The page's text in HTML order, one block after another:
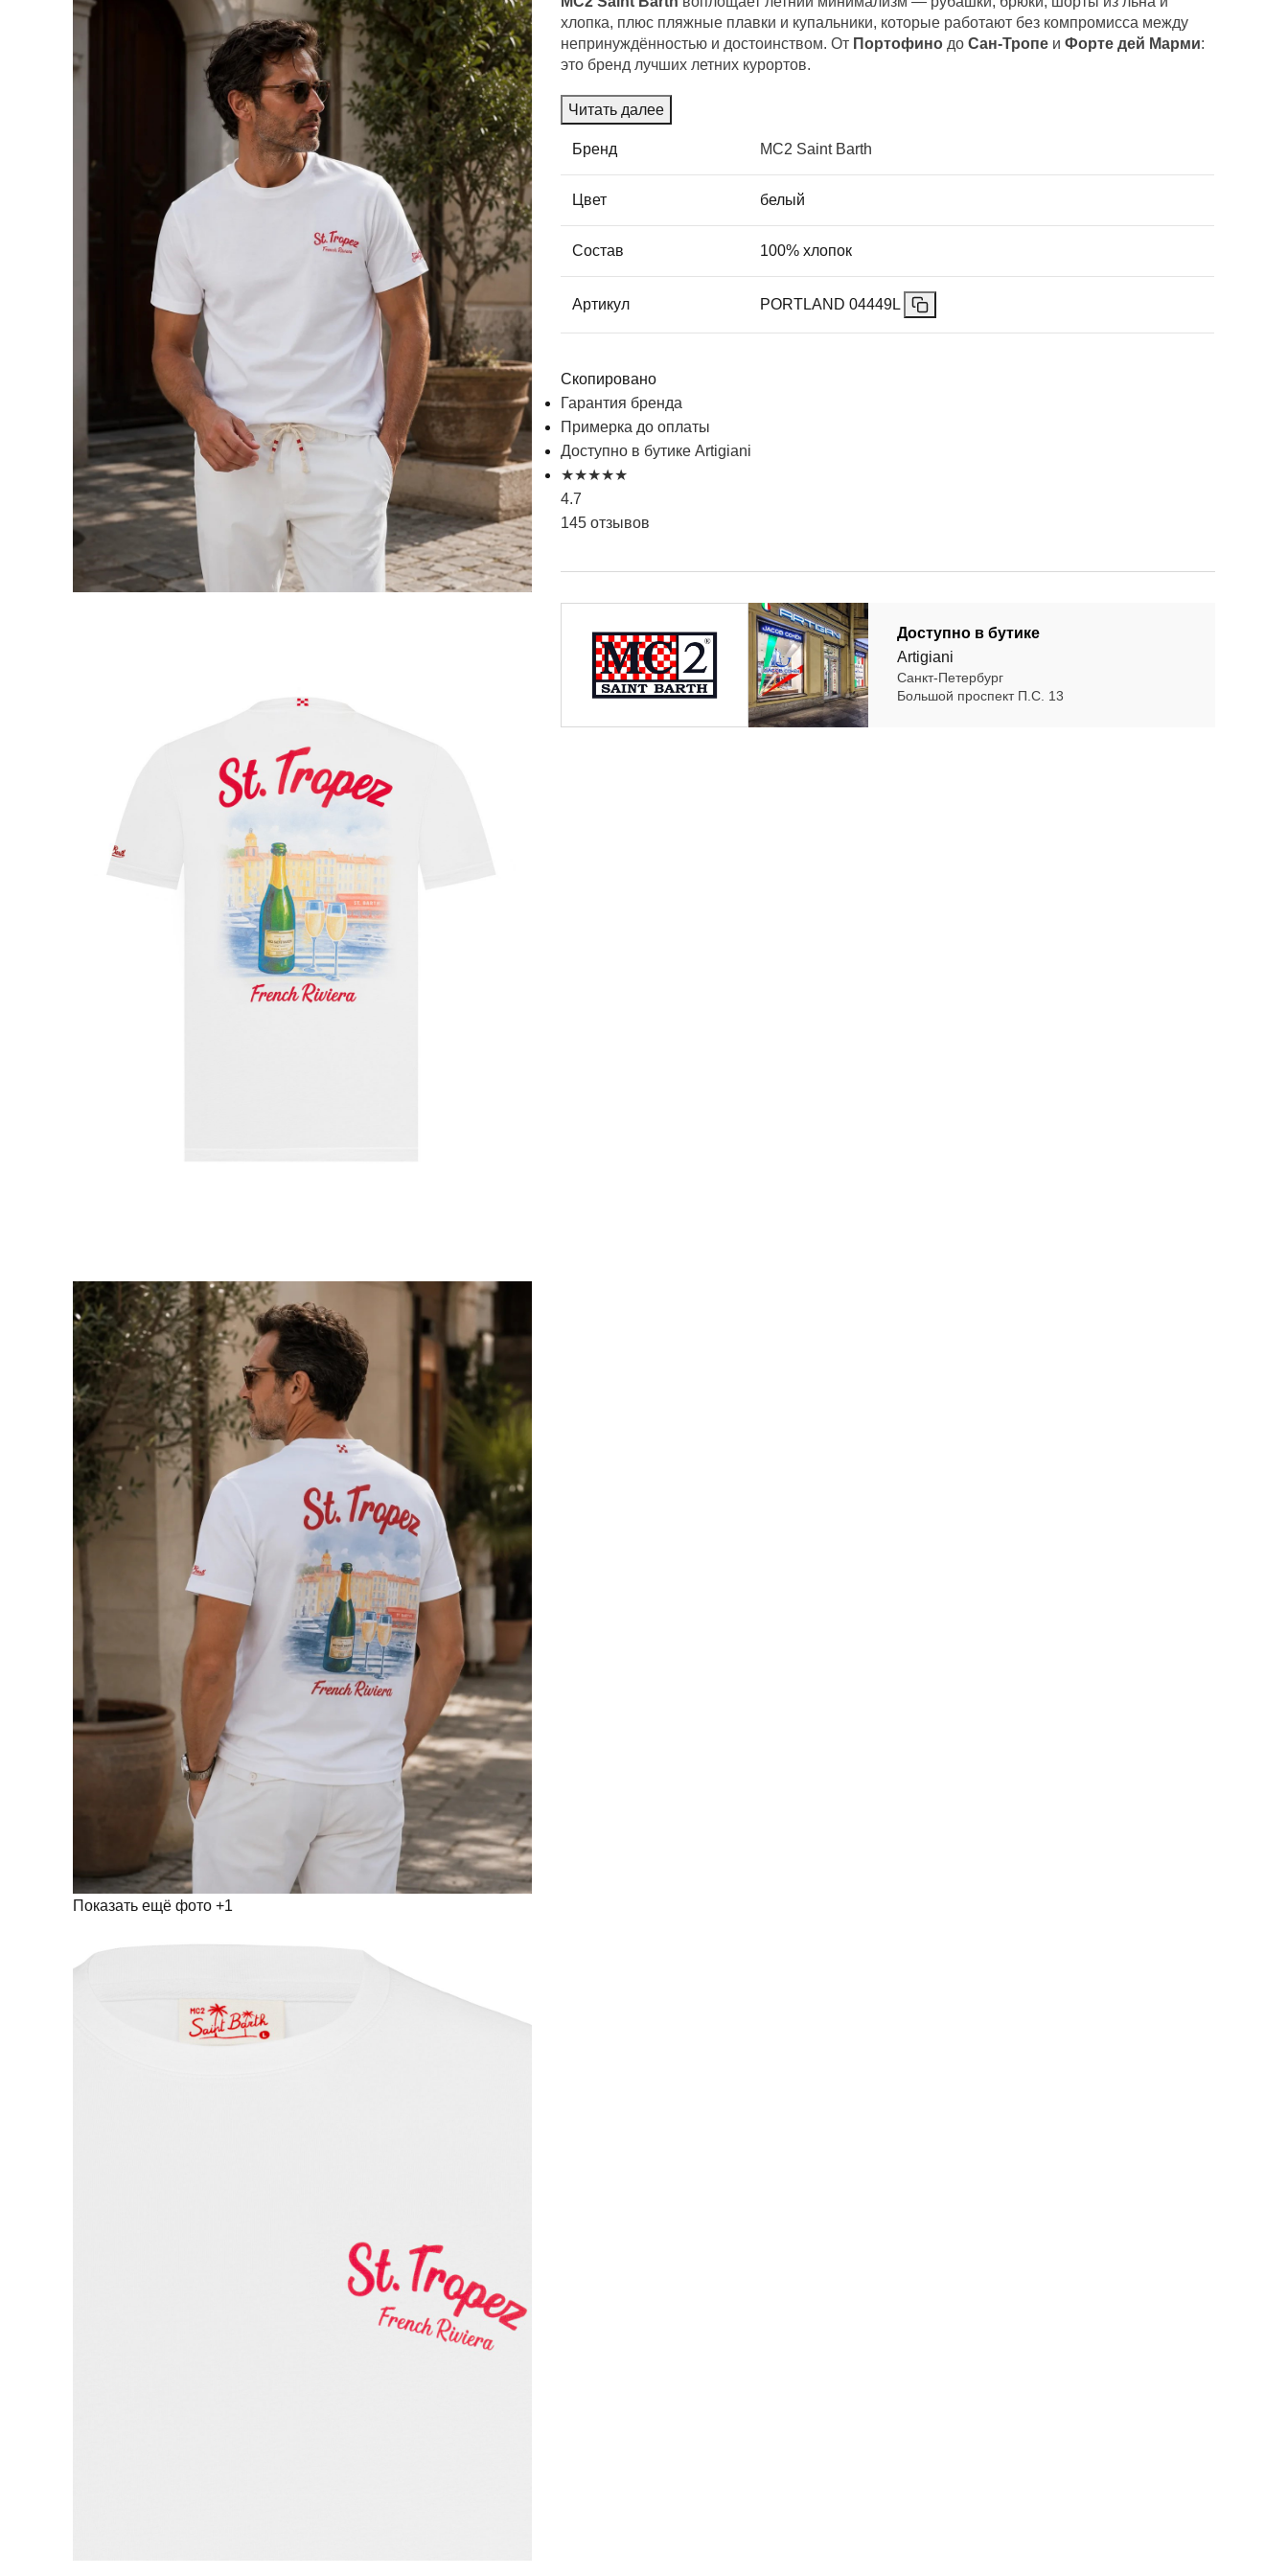
Показать ещё фото +1
хлопка, плюс пляжные плавки и купальники, которые работают без компромисса между
непринуждённостью и достоинством. От Портофино доСан-Тропе иФорте дей Марми:
это бренд лучших летних курортов.
Читать далее
Бренд MC2 Saint Barth
Цвет белый
Состав 100% хлопок
Артикул PORTLAND 04449L
Скопировано
Гарантия бренда
Примерка до оплаты
Доступно в бутике Artigiani
★★★★★
4.7
145 отзывов
Доступно в бутике
Artigiani
Санкт-Петербург
Большой проспект П.С. 13